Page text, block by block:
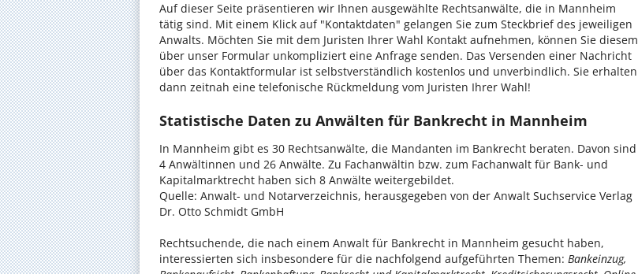
Auf dieser Seite präsentieren wir Ihnen ausgewählte Rechtsanwälte, die in Mannheim
tätig sind. Mit einem Klick auf "Kontaktdaten" gelangen Sie zum Steckbrief des jeweiligen
Anwalts. Möchten Sie mit dem Juristen Ihrer Wahl Kontakt aufnehmen, können Sie diesem
über unser Formular unkompliziert eine Anfrage senden. Das Versenden einer Nachricht
über das Kontaktformular ist selbstverständlich kostenlos und unverbindlich. Sie erhalten
dann zeitnah eine telefonische Rückmeldung vom Juristen Ihrer Wahl!
Statistische Daten zu Anwälten für Bankrecht in Mannheim
In Mannheim gibt es 30 Rechtsanwälte, die Mandanten im Bankrecht beraten. Davon sind
4 Anwältinnen und 26 Anwälte. Zu Fachanwältin bzw. zum Fachanwalt für Bank- und
Kapitalmarktrecht haben sich 8 Anwälte weitergebildet.
Quelle: Anwalt- und Notarverzeichnis, herausgegeben von der Anwalt Suchservice Verlag
Dr. Otto Schmidt GmbH
Rechtsuchende, die nach einem Anwalt für Bankrecht in Mannheim gesucht haben,
interessierten sich insbesondere für die nachfolgend aufgeführten Themen: Bankeinzug,